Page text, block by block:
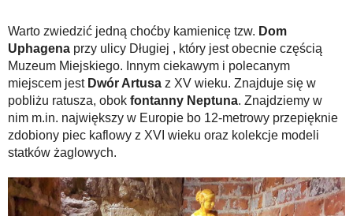
Warto zwiedzić jedną choćby kamienicę tzw. Dom
Uphagena przy ulicy Długiej , który jest obecnie częścią
Muzeum Miejskiego. Innym ciekawym i polecanym
miejscem jest Dwór Artusa z XV wieku. Znajduje się w
pobliżu ratusza, obok fontanny Neptuna. Znajdziemy w
nim m.in. największy w Europie bo 12-metrowy przepięknie
zdobiony piec kaflowy z XVI wieku oraz kolekcje modeli
statków żaglowych.